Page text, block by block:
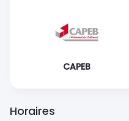
CAPEB
Horaires